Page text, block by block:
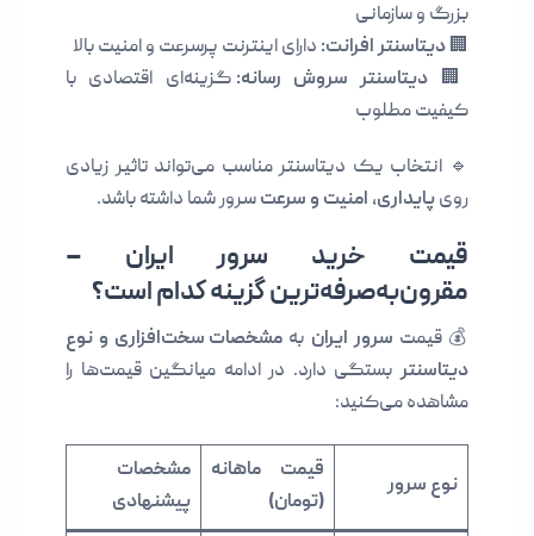
بزرگ و سازمانی
🏢دیتاسنتر افرانت: دارای اینترنت پرسرعت و امنیت بالا
🏢 دیتاسنتر سروش رسانه: گزینه‌ای اقتصادی با
کیفیت مطلوب
🔹 انتخاب یک دیتاسنتر مناسب می‌تواند تاثیر زیادی
رویپایداری، امنیت و سرعتسرور شما داشته باشد.
قیمت خرید سرور ایران –
مقرون‌به‌صرفه‌ترین گزینه کدام است؟
💰 قیمت سرور ایران به مشخصات سخت‌افزاری و نوع
دیتاسنتربستگی دارد. در ادامه میانگین قیمت‌ها را
مشاهده می‌کنید:
نوع سرور
قیمت ماهانه
(تومان)
مشخصات
پیشنهادی